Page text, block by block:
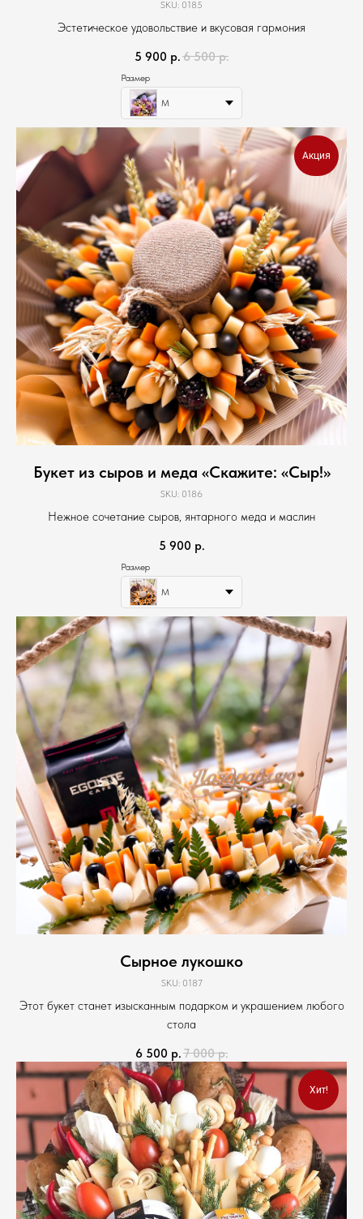
SKU: 0185
Эстетическое удовольствие и вкусовая гармония
5 900 р.6 500 р.
Размер
М
Акция
Букет из сыров и меда «Скажите: «Сыр!»
SKU: 0186
Нежное сочетание сыров, янтарного меда и маслин
5 900 р.
Размер
M
Сырное лукошко
SKU: 0187
Этот букет станет изысканным подарком и украшением любого
стола
6 500 р.7 000 р.
Хит!